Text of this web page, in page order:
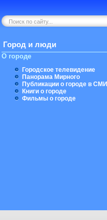
Город и люди
О городе
Городское телевидение
Панорама Мирного
Публикации о городе в СМИ
Книги о городе
Фильмы о городе